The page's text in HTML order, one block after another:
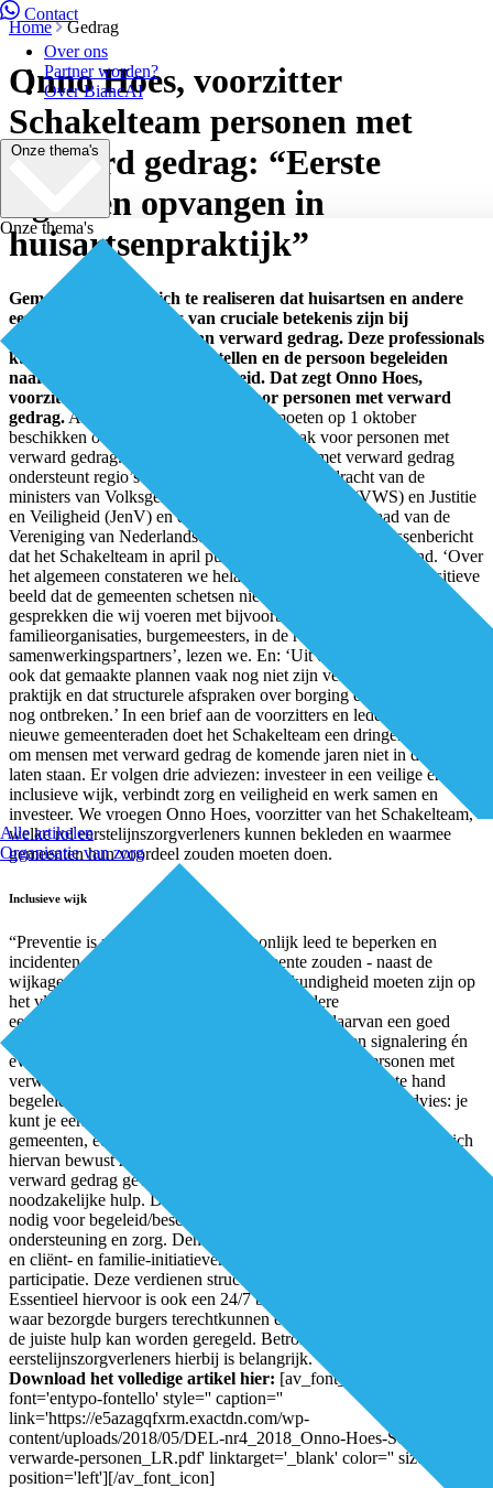
Contact
Over ons
Partner worden?
Over BiancAI
Onze thema's
Onze thema's
Alle artikelen
Organisatie van zorg
Home Gedrag
Onno Hoes, voorzitter
Schakelteam personen met
verward gedrag: “Eerste
signalen opvangen in
huisartsenpraktijk”
Gemeenten dienen zich te realiseren dat huisartsen en andere
eerstelijnszorgverleners van cruciale betekenis zijn bij
vroegtijdige signalering van verward gedrag. Deze professionals
kunnen een hulpvraag vaststellen en de persoon begeleiden
naar de benodigde deskundigheid. Dat zegt Onno Hoes,
voorzitter van het Schakelteam voor personen met verward
gedrag. Alle Nederlandse gemeenten moeten op 1 oktober
beschikken over een goed werkende aanpak voor personen met
verward gedrag. Het Schakelteam personen met verward gedrag
ondersteunt regio’s en gemeenten daarbij in opdracht van de
ministers van Volksgezondheid, Welzijn en Sport (VWS) en Justitie
en Veiligheid (JenV) en de voorzitter van de directieraad van de
Vereniging van Nederlandse Gemeenten (VNG). Het tussenbericht
dat het Schakelteam in april publiceerde, is niet geruststellend. ‘Over
het algemeen constateren we helaas nog regelmatig dat het positieve
beeld dat de gemeenten schetsen niet altijd wordt herkend in
gesprekken die wij voeren met bijvoorbeeld cliënt- en
familieorganisaties, burgemeesters, in de regio’s of met
samenwerkingspartners’, lezen we. En: ‘Uit onze gesprekken blijkt
ook dat gemaakte plannen vaak nog niet zijn vertaald naar de
praktijk en dat structurele afspraken over borging en financiering
nog ontbreken.’ In een brief aan de voorzitters en leden van alle
nieuwe gemeenteraden doet het Schakelteam een dringend beroep
om mensen met verward gedrag de komende jaren niet in de kou te
laten staan. Er volgen drie adviezen: investeer in een veilige en
inclusieve wijk, verbindt zorg en veiligheid en werk samen en
investeer. We vroegen Onno Hoes, voorzitter van het Schakelteam,
welke rol eerstelijnszorgverleners kunnen bekleden en waarmee
gemeenten hun voordeel zouden moeten doen.
Inclusieve wijk
“Preventie is noodzakelijk om persoonlijk leed te beperken en
incidenten te voorkomen. In elke gemeente zouden - naast de
wijkagent - voldoende ogen, oren en deskundigheid moeten zijn op
het vlak van verwardheid. Huisartsen en andere
eerstelijnszorgverleners, zoals tandartsen, zijn daarvan een goed
voorbeeld. Zij zijn cruciaal voor goede preventie en signalering én
eventuele begeleiding naar andere deskundigen.” “Personen met
verward gedrag zijn gebaat bij iemand die hen met zachte hand
begeleidt naar de benodigde hulp”, vervolgt Hoes. “Ons advies: je
kunt je eerste slag slaan op wijkniveau. Het is belangrijk dat
gemeenten, eerstelijnszorgverleners en de zogeheten nulde lijn zich
hiervan bewust zijn. Naar onze mening kunnen personen met
verward gedrag gewoon thuis wonen, maar wel met de
noodzakelijke hulp. Daarvoor zijn voldoende en betaalbare plekken
nodig voor begeleid/beschermd wonen en een passend aanbod van
ondersteuning en zorg. Denk ook aan laagdrempelige voorzieningen
en cliënt- en familie-initiatieven die zijn gericht op herstel en
participatie. Deze verdienen structurele - financiële - ondersteuning.
Essentieel hiervoor is ook een 24/7 bereikbaar advies- en meldpunt
waar bezorgde burgers terechtkunnen en van waaruit zo nodig snel
de juiste hulp kan worden geregeld. Betrokkenheid van
eerstelijnszorgverleners hierbij is belangrijk.”
Download het volledige artikel hier: [av_font_icon icon='ue82d'
font='entypo-fontello' style='' caption=''
link='https://e5azagqfxrm.exactdn.com/wp-
content/uploads/2018/05/DEL-nr4_2018_Onno-Hoes-Schakelteam-
verwarde-personen_LR.pdf' linktarget='_blank' color='' size='40px'
position='left'][/av_font_icon]